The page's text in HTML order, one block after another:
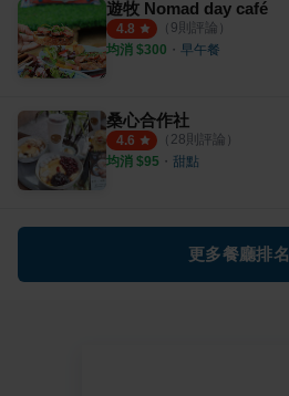
遊牧 Nomad day café
4.8 （ 9則評論）
均消 $300 ・ 早午餐
桑心合作社
4.6 （ 28則評論）
均消 $95 ・ 甜點
更多餐廳排名